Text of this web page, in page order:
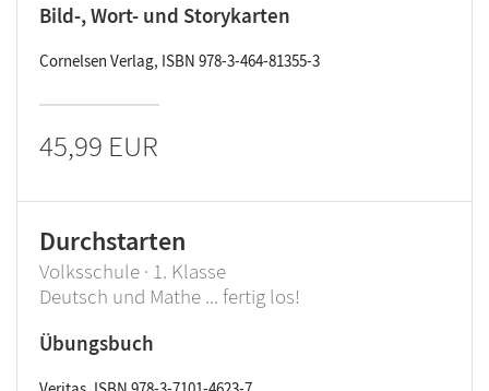
Bild-, Wort- und Storykarten
Cornelsen Verlag, ISBN 978-3-464-81355-3
45,99 EUR
Durchstarten
Volksschule · 1. Klasse
Deutsch und Mathe ... fertig los!
Übungsbuch